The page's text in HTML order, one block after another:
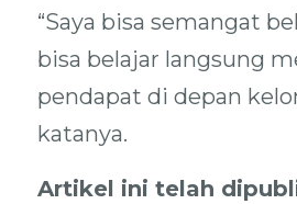
“Saya bisa semangat
bisa belajar langsung
pendapat di depan
katanya.
Artikel ini telah